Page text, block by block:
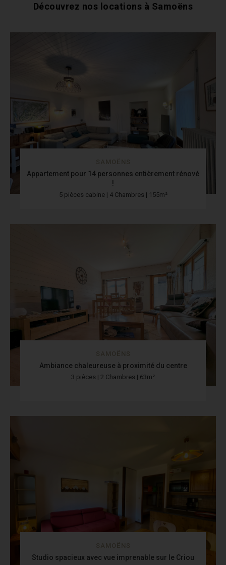
Découvrez nos locations à Samoëns
Appartement pour 14 personnes entièrement rénové
!
5 pièces cabine | 4 Chambres | 155m²
Ambiance chaleureuse à proximité du centre
3 pièces | 2 Chambres | 63m²
Studio spacieux avec vue imprenable sur le Criou